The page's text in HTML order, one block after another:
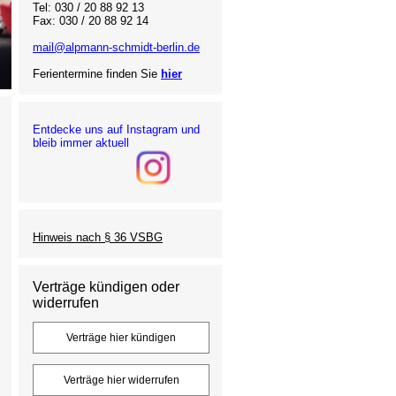
Tel: 030 / 20 88 92 13
Fax: 030 / 20 88 92 14
mail@alpmann-schmidt-berlin.de
Ferientermine finden Sie hier
Entdecke uns auf Instagram und
bleib immer aktuell
Hinweis nach § 36 VSBG
Verträge kündigen oder
widerrufen